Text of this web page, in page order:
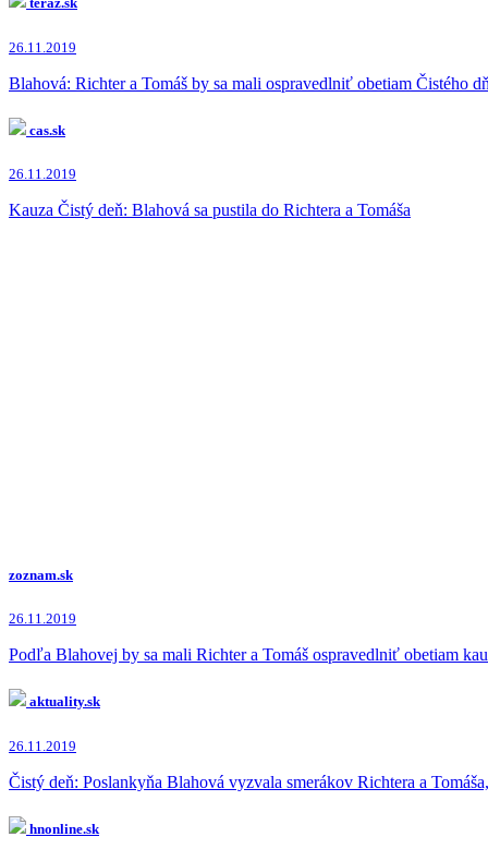
Marián Kočner
26.11.2019
Blahová: Richter a Tomáš by sa mali ospravedlniť obetiam Čistého
cas.sk
26.11.2019
Kauza Čistý deň: Blahová sa pustila do Richtera a Tomáša
zoznam.sk
26.11.2019
Podľa Blahovej by sa mali Richter a Tomáš ospravedlniť obetiam
aktuality.sk
26.11.2019
Čistý deň: Poslankyňa Blahová vyzvala smerákov Richtera a
hnonline.sk